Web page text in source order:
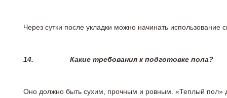
Через сутки после укладки можно начинать
14. Какие требования к подготовке пола?
Оно должно быть сухим, прочным и ровным. «Теплый пол»